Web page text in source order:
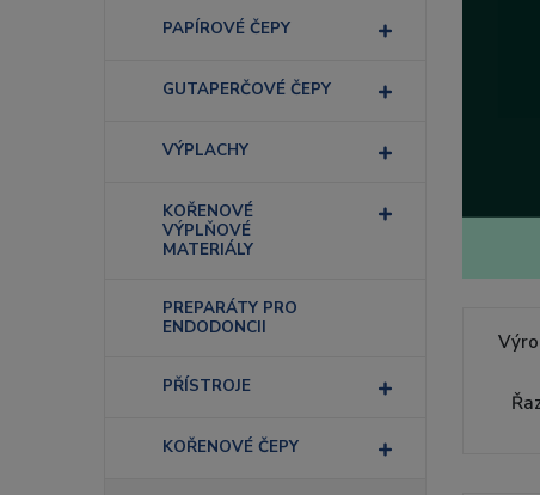
PAPÍROVÉ ČEPY
GUTAPERČOVÉ ČEPY
VÝPLACHY
KOŘENOVÉ
VÝPLŇOVÉ
MATERIÁLY
PREPARÁTY PRO
ENDODONCII
PŘÍSTROJE
KOŘENOVÉ ČEPY